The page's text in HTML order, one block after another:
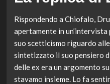
Rispondendo a Chiofalo,
apertamente in un’intervista
suo scetticismo riguardo
sintetizzato il suo pensiero
delle ex era un argomento
stavamo insieme. Lo fa